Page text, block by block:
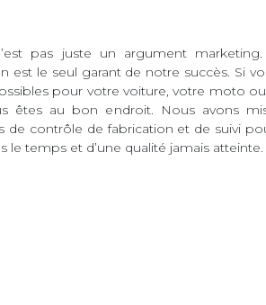
pas juste un argument marketing.
est le seul garant de notre succès. Si
pour votre voiture, votre moto
êtes au bon endroit. Nous avons
de contrôle de fabrication et de suivi
le temps et d’une qualité jamais atteinte.